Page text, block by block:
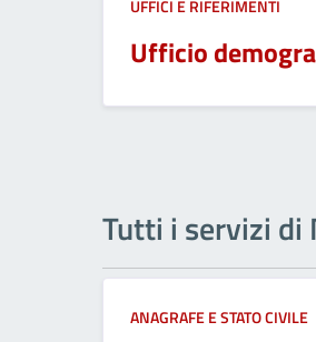
UFFICI E RIFERIMENTI
Ufficio
Tutti i servizi di
ANAGRAFE E STATO CIVILE